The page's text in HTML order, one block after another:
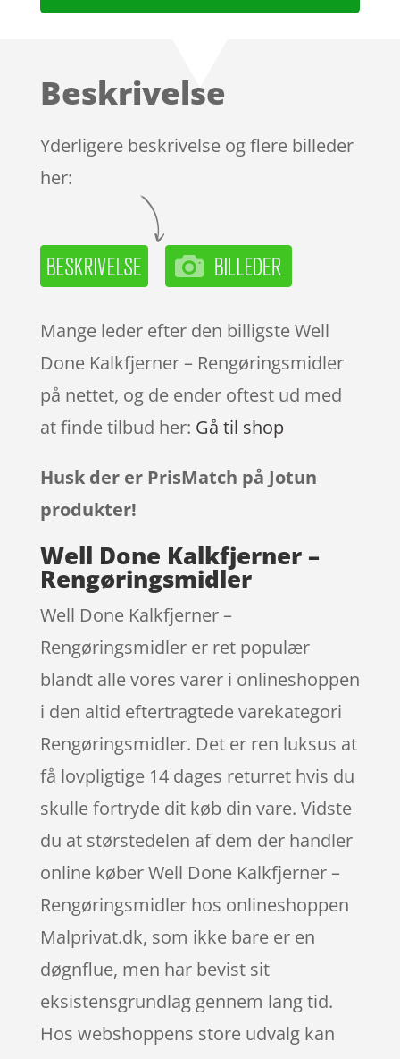
Beskrivelse
Yderligere beskrivelse og flere billeder
her:
Mange leder efter den billigste Well
Done Kalkfjerner – Rengøringsmidler
på nettet, og de ender oftest ud med
at finde tilbud her: Gå til shop
Husk der er PrisMatch på Jotun
produkter!
Well Done Kalkfjerner –
Rengøringsmidler
Well Done Kalkfjerner –
Rengøringsmidler er ret populær
blandt alle vores varer i onlineshoppen
i den altid eftertragtede varekategori
Rengøringsmidler. Det er ren luksus at
få lovpligtige 14 dages returret hvis du
skulle fortryde dit køb din vare. Vidste
du at størstedelen af dem der handler
online køber Well Done Kalkfjerner –
Rengøringsmidler hos onlineshoppen
Malprivat.dk, som ikke bare er en
døgnflue, men har bevist sit
eksistensgrundlag gennem lang tid.
Hos webshoppens store udvalg kan